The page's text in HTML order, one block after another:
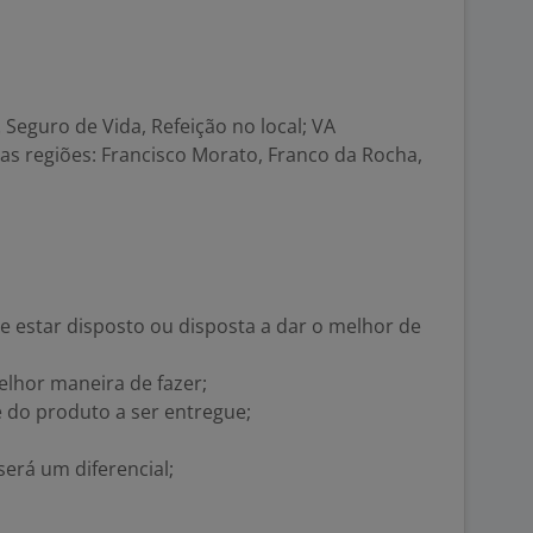
de Vida, Refeição no local; VA
regiões: Francisco Morato, Franco da Rocha,
estar disposto ou disposta a dar o melhor de
maneira de fazer;
produto a ser entregue;
um diferencial;